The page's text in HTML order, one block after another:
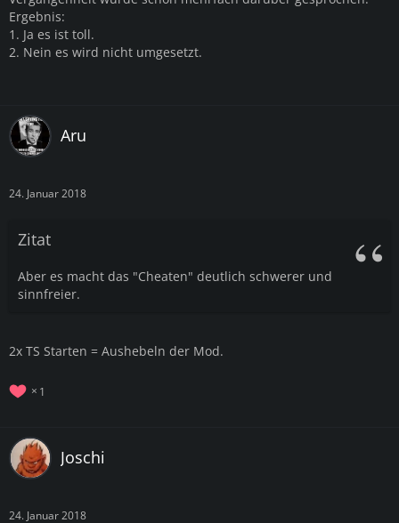
Ergebnis:
1. Ja es ist toll.
2. Nein es wird nicht umgesetzt.
Aru
24. Januar 2018
Zitat
Aber es macht das "Cheaten" deutlich schwerer und
sinnfreier.
2x TS Starten = Aushebeln der Mod.
1
Joschi
24. Januar 2018